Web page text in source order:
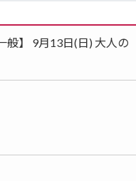
】 9月13日(日) 大人の